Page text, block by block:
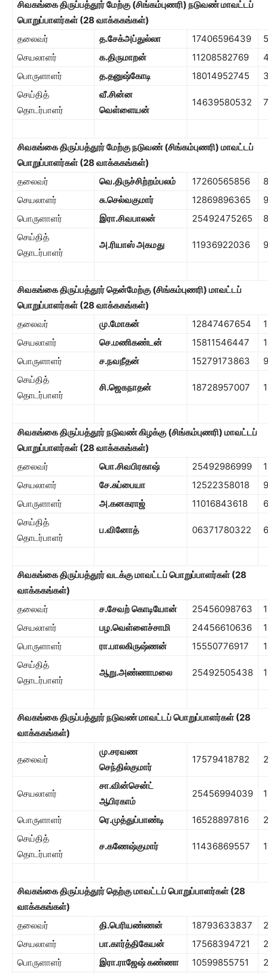
சிவகங்கை திருப்பத்தூர் மேற்கு (சிங்கம்புணரி) நடுவண் மாவட்டப்
பொறுப்பாளர்கள் (28 வாக்ககங்கள்)
தலைவர்
த.சேக்அப்துல்லா 17406596439
செயலாளர்
க.திருமாறன் 11208582769
பொருளாளர்
த.தனுஷ்கோடி 18014952745
செய்தித்
தொடர்பாளர்
வீ.சின்ன
வெள்ளையன்
14639580532
சிவகங்கை திருப்பத்தூர் மேற்கு நடுவண்(சிங்கம்புணரி) மாவட்டப்
பொறுப்பாளர்கள் (28 வாக்ககங்கள்)
தலைவர்
வெ.திருச்சிற்றம்பலம் 17260565856
செயலாளர்
சு.செல்வகுமார் 12869896365
பொருளாளர்
இரா.சிவபாலன் 25492475265
செய்தித்
தொடர்பாளர்
அ.ரியாஸ் அகமது 11936922036
சிவகங்கை திருப்பத்தூர் தென்மேற்கு (சிங்கம்புணரி) மாவட்டப்
பொறுப்பாளர்கள் (28 வாக்ககங்கள்)
தலைவர்
மு.மோகன் 12847467654
செயலாளர்
செ.மணிகண்டன் 15811546447
பொருளாளர்
ச.நவநீதன் 15279173863
செய்தித்
தொடர்பாளர்
சி.ஜெகநாதன் 18728957007
சிவகங்கை திருப்பத்தூர்நடுவண் கிழக்கு (சிங்கம்புணரி) மாவட்டப்
பொறுப்பாளர்கள் (28 வாக்ககங்கள்)
தலைவர்
பொ.சிவபிரகாஷ் 25492986999
செயலாளர்
சே.சுப்பையா 12522358018
பொருளாளர்
அ.கனகராஜ் 11016843618
செய்தித்
தொடர்பாளர்
ப.வினோத் 06371780322
சிவகங்கை திருப்பத்தூர் வடக்கு மாவட்டப் பொறுப்பாளர்கள் (28
வாக்ககங்கள்)
தலைவர்
ச.சேவற் கொடியோன் 25456098763
செயலாளர்
பழ.வெள்ளைச்சாமி 24456610636
பொருளாளர்
ரா.பாலகிருஷ்ணன் 15550776917
செய்தித்
தொடர்பாளர்
ஆறு.அண்ணாமலை 25492505438
சிவகங்கை திருப்பத்தூர் நடுவண் மாவட்டப் பொறுப்பாளர்கள் (28
வாக்ககங்கள்)
தலைவர்
மு.சரவண
செந்தில்குமார்
17579418782
செயலாளர்
சா.வின்சென்ட்
ஆபிரகாம்
25456994039
பொருளாளர் ரெ.முத்துப்பாண்டி 16528897816
செய்தித்
தொடர்பாளர்
ச.கணேஷ்குமார் 11436869557
சிவகங்கை திருப்பத்தூர் தெற்கு மாவட்டப் பொறுப்பாளர்கள் (28
வாக்ககங்கள்)
தலைவர்
தி.பெரியண்ணன் 18793633837
செயலாளர்
பா.கார்த்திகேயன் 17568394721
பொருளாளர்
இரா.ராஜேஷ் கண்ணா 10599855751